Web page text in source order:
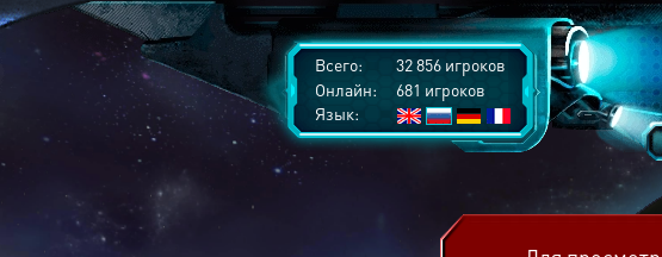
Всего:
32 856 игроков
Онлайн:
681 игроков
Язык: